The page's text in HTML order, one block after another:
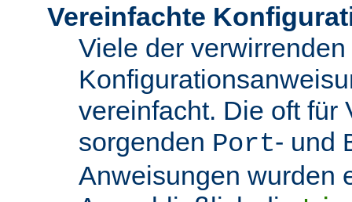
Vereinfachte
Viele der verwirrenden
vereinfacht. Die oft für
sorgenden Port- und
Anweisungen wurden